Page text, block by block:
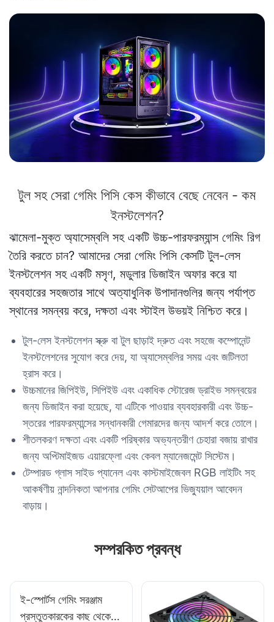
টুল সহ সেরা গেমিং পিসি কেস কীভাবে বেছে নেবেন - কম
ইনস্টলেশন?
ঝামেলা-মুক্ত অ্যাসেম্বলি সহ একটি উচ্চ-পারফরম্যান্স গেমিং রিগ
তৈরি করতে চান? আমাদের সেরা গেমিং পিসি কেসটি টুল-লেস
ইনস্টলেশন সহ একটি মসৃণ, মডুলার ডিজাইন অফার করে যা
ব্যবহারের সহজতার সাথে অত্যাধুনিক উপাদানগুলির জন্য পর্যাপ্ত
স্থানের সমন্বয় করে, দক্ষতা এবং স্টাইল উভয়ই নিশ্চিত করে।
টুল-লেস ইনস্টলেশন স্ক্রু বা টুল ছাড়াই দ্রুত এবং সহজে কম্পোনেন্ট
ইনস্টলেশনের সুযোগ করে দেয়, যা অ্যাসেম্বলির সময় এবং জটিলতা
হ্রাস করে।
উচ্চমানের জিপিইউ, সিপিইউ এবং একাধিক স্টোরেজ ড্রাইভ সমন্বয়ের
জন্য ডিজাইন করা হয়েছে, যা এটিকে পাওয়ার ব্যবহারকারী এবং উচ্চ-
স্তরের পারফরম্যান্সের সন্ধানকারী গেমারদের জন্য আদর্শ করে তোলে।
শীতলকরণ দক্ষতা এবং একটি পরিষ্কার অভ্যন্তরীণ চেহারা বজায় রাখার
জন্য অপ্টিমাইজড এয়ারফ্লো এবং কেবল ম্যানেজমেন্ট সিস্টেম।
টেম্পারড গ্লাস সাইড প্যানেল এবং কাস্টমাইজেবল RGB লাইটিং সহ
আকর্ষণীয় নান্দনিকতা আপনার গেমিং সেটআপের ভিজ্যুয়াল আবেদন
বাড়ায়।
সম্পরকিত প্রবন্ধ
ই-স্পোর্টস গেমিং সরঞ্জাম
প্রস্তুতকারকের কাছ থেকে